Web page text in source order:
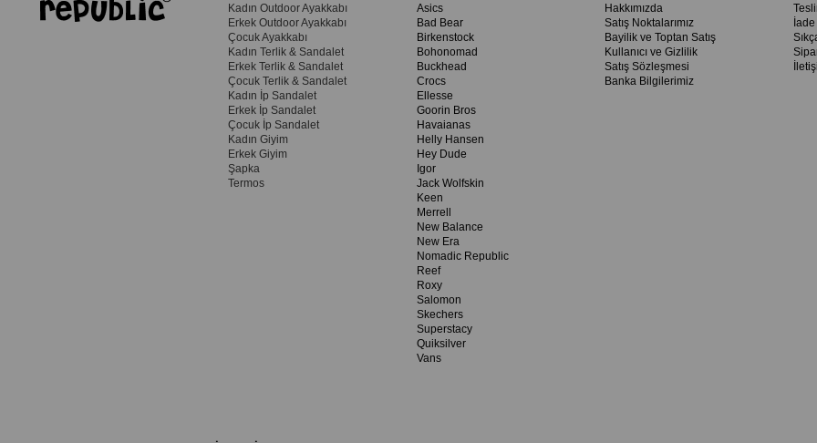
Kadın Outdoor Ayakkabı
Erkek Outdoor Ayakkabı
Çocuk Ayakkabı
Kadın Terlik & Sandalet
Erkek Terlik & Sandalet
Çocuk Terlik & Sandalet
Kadın İp Sandalet
Erkek İp Sandalet
Çocuk İp Sandalet
Kadın Giyim
Erkek Giyim
Şapka
Termos
Asics
Bad Bear
Birkenstock
Bohonomad
Buckhead
Crocs
Ellesse
Goorin Bros
Havaianas
Helly Hansen
Hey Dude
Igor
Jack Wolfskin
Keen
Merrell
New Balance
New Era
Nomadic Republic
Reef
Roxy
Salomon
Skechers
Superstacy
Quiksilver
Vans
Hakkımızda
Satış Noktalarımız
Bayilik ve Toptan Satış
Kullanıcı ve Gizlilik
Satış Sözleşmesi
Banka Bilgilerimiz